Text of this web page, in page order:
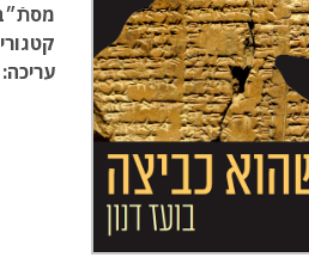
עריכה: